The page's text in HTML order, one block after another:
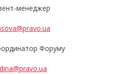
менеджер
Форуму